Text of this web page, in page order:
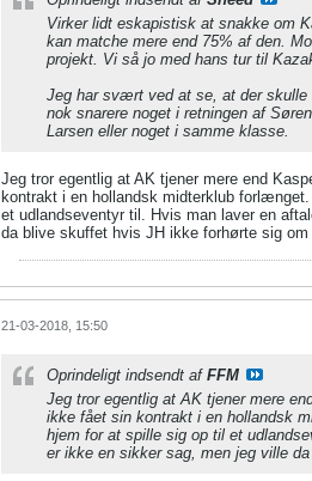
Virker lidt eskapistisk at snakke om
kan matche mere end 75% af den.
projekt. Vi så jo med hans tur til
Jeg har svært ved at se, at der skulle
nok snarere noget i retningen af
Larsen eller noget i samme klasse.
Jeg tror egentlig at AK tjener mere end
kontrakt i en hollandsk midterklub
et udlandseventyr til. Hvis man laver en
da blive skuffet hvis JH ikke forhørte sig om
21-03-2018, 15:50
Oprindeligt indsendt af FFM
Jeg tror egentlig at AK tjener mere
ikke fået sin kontrakt i en hollandsk
hjem for at spille sig op til et
er ikke en sikker sag, men jeg ville